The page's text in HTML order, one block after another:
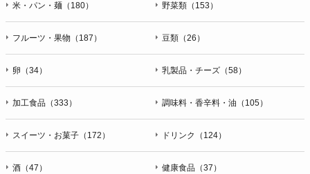
米・パン・麺（180） 野菜類（153）
フルーツ・果物（187） 豆類（26）
卵（34） 乳製品・チーズ（58）
加工食品（333） 調味料・香辛料・油（105）
スイーツ・お菓子（172） ドリンク（124）
酒（47） 健康食品（37）